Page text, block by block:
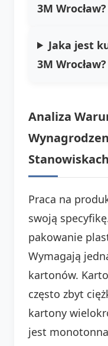
3M Wrocław?
Jaka jest
3M Wrocław?
Analiza
Praca na
swoją
pakowanie
Wymagają
kartonów.
często zbyt
kartony
jest